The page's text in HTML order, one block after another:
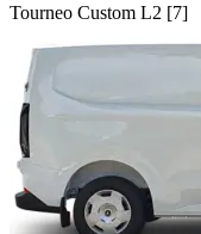
Tourneo Custom L2 [7]